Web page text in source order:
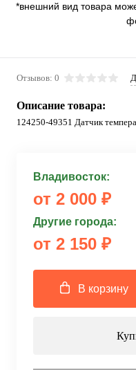
*внешний вид товара
Отзывов: 0
Описание товара:
124250-49351 Датчик
Владивосток:
от 2 000 ₽
Другие города:
от 2 150 ₽
В корзину